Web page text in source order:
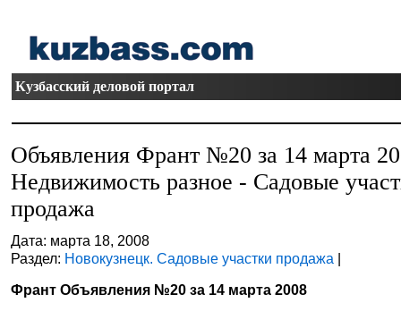
Кузбасский деловой портал
Объявления Франт №20 за 14 марта
Недвижимость разное - Садовые
продажа
Дата: марта 18, 2008
Раздел: Новокузнецк. Садовые участки продажа |
Франт Объявления №20 за 14 марта 2008